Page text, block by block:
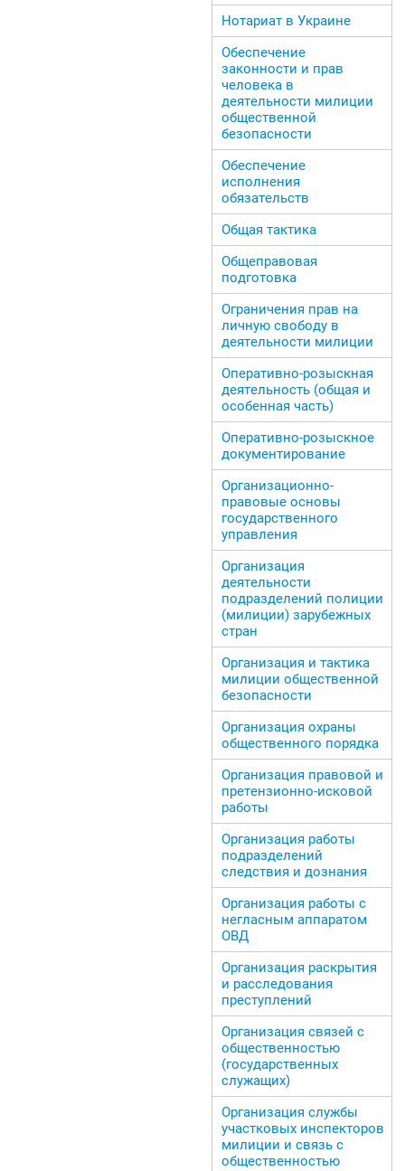
Нотариат в Украине
Обеспечение
законности и прав
человека в
деятельности милиции
общественной
безопасности
Обеспечение
исполнения
обязательств
Общая тактика
Общеправовая
подготовка
Ограничения прав на
личную свободу в
деятельности милиции
Оперативно-розыскная
деятельность (общая и
особенная часть)
Оперативно-розыскное
документирование
Организационно-
правовые основы
государственного
управления
Организация
деятельности
подразделений полиции
(милиции) зарубежных
стран
Организация и тактика
милиции общественной
безопасности
Организация охраны
общественного порядка
Организация правовой и
претензионно-исковой
работы
Организация работы
подразделений
следствия и дознания
Организация работы с
негласным аппаратом
ОВД
Организация раскрытия
и расследования
преступлений
Организация связей с
общественностью
(государственных
служащих)
Организация службы
участковых инспекторов
милиции и связь с
общественностью